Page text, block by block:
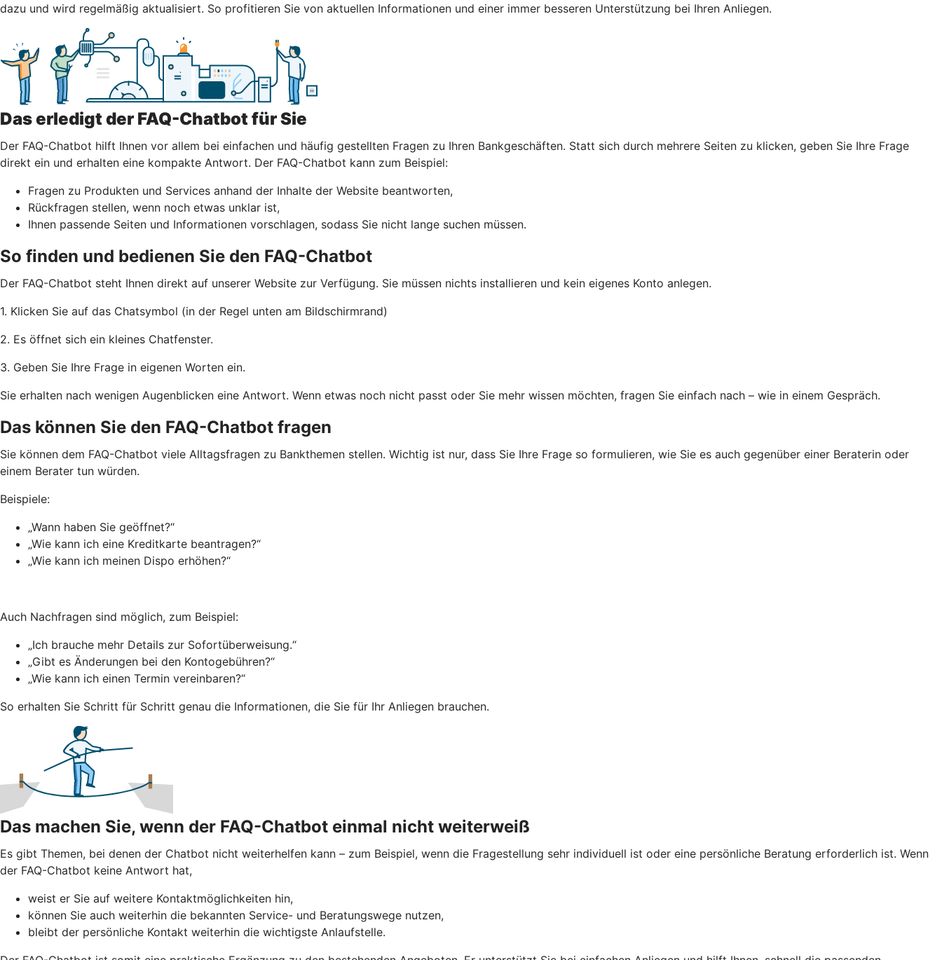
dazu und wird regelmäßig aktualisiert. So profitieren Sie von aktuellen Informationen und einer immer besseren Unterstützung bei Ihren Anliegen.
Das erledigt der FAQ-Chatbot für Sie
Der FAQ-Chatbot hilft Ihnen vor allem bei einfachen und häufig gestellten Fragen zu Ihren Bankgeschäften. Statt sich durch mehrere Seiten zu klicken, geben Sie Ihre Frage
direkt ein und erhalten eine kompakte Antwort. Der FAQ-Chatbot kann zum Beispiel:
Fragen zu Produkten und Services anhand der Inhalte der Website beantworten,
Rückfragen stellen, wenn noch etwas unklar ist,
Ihnen passende Seiten und Informationen vorschlagen, sodass Sie nicht lange suchen müssen.
So finden und bedienen Sie den FAQ-Chatbot
Der FAQ-Chatbot steht Ihnen direkt auf unserer Website zur Verfügung. Sie müssen nichts installieren und kein eigenes Konto anlegen.
1. Klicken Sie auf das Chatsymbol (in der Regel unten am Bildschirmrand)
2. Es öffnet sich ein kleines Chatfenster.
3. Geben Sie Ihre Frage in eigenen Worten ein.
Sie erhalten nach wenigen Augenblicken eine Antwort. Wenn etwas noch nicht passt oder Sie mehr wissen möchten, fragen Sie einfach nach – wie in einem Gespräch.
Das können Sie den FAQ-Chatbot fragen
Sie können dem FAQ-Chatbot viele Alltagsfragen zu Bankthemen stellen. Wichtig ist nur, dass Sie Ihre Frage so formulieren, wie Sie es auch gegenüber einer Beraterin oder
einem Berater tun würden.
Beispiele:
„Wann haben Sie geöffnet?“
„Wie kann ich eine Kreditkarte beantragen?“
„Wie kann ich meinen Dispo erhöhen?“
Auch Nachfragen sind möglich, zum Beispiel:
„Ich brauche mehr Details zur Sofortüberweisung.“
„Gibt es Änderungen bei den Kontogebühren?“
„Wie kann ich einen Termin vereinbaren?“
So erhalten Sie Schritt für Schritt genau die Informationen, die Sie für Ihr Anliegen brauchen.
Das machen Sie, wenn der FAQ-Chatbot einmal nicht weiterweiß
Es gibt Themen, bei denen der Chatbot nicht weiterhelfen kann – zum Beispiel, wenn die Fragestellung sehr individuell ist oder eine persönliche Beratung erforderlich ist. Wenn
der FAQ-Chatbot keine Antwort hat,
weist er Sie auf weitere Kontaktmöglichkeiten hin,
können Sie auch weiterhin die bekannten Service- und Beratungswege nutzen,
bleibt der persönliche Kontakt weiterhin die wichtigste Anlaufstelle.